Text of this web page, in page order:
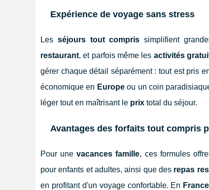
Expérience de voyage sans stress
Les séjours tout compris simplifient
restaurant, et parfois même les activités
gérer chaque détail séparément : tout est pris
économique en Europeou un coin
léger tout en maîtrisant le prix total du séjour.
Avantages des forfaits tout compris
Pour unevacances famille, ces formules
pour enfants et adultes, ainsi que des repas
en profitant d'un voyage confortable. En France